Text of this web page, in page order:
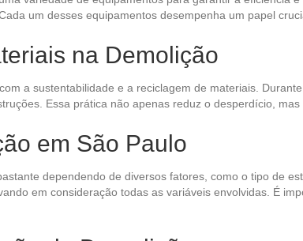
um desses equipamentos desempenha um papel
na Demolição
a sustentabilidade e a reciclagem de materiais.
Essa prática não apenas reduz o desperdício,
em São Paulo
dependendo de diversos fatores, como o tipo de
em consideração todas as variáveis envolvidas. É